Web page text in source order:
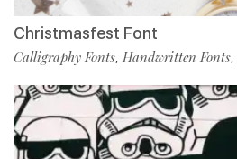
Christmasfest Font
Calligraphy Fonts, Handwritten Fonts,